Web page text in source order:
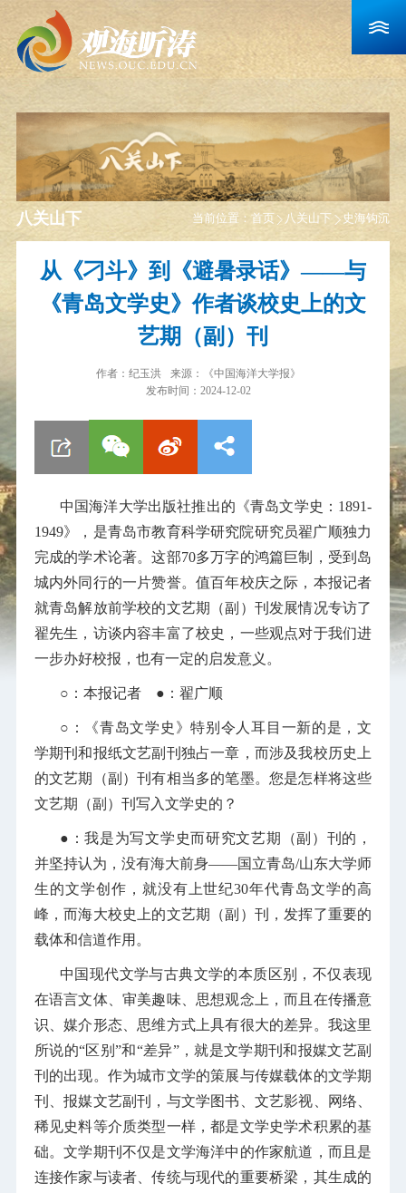
当前位置： 首页 八关山下 史海钩沉
八关山下
从《刁斗》到《避暑录话》——与
《青岛文学史》作者谈校史上的文
艺期（副）刊
作者： 纪玉洪 来源：
《中国海洋大学报》
发布时间：2024-12-02
中国海洋大学出版社推出的《青岛文学史：1891-
1949》，是青岛市教育科学研究院研究员翟广顺独力
完成的学术论著。这部70多万字的鸿篇巨制，受到岛
城内外同行的一片赞誉。值百年校庆之际，本报记者
就青岛解放前学校的文艺期（副）刊发展情况专访了
翟先生，访谈内容丰富了校史，一些观点对于我们进
一步办好校报，也有一定的启发意义。
○：本报记者 ●：翟广顺
○：
《青岛文学史》特别令人耳目一新的是，文
学期刊和报纸文艺副刊独占一章，而涉及我校历史上
的文艺期（副）刊有相当多的笔墨。您是怎样将这些
文艺期（副）刊写入文学史的？
●：我是为写文学史而研究文艺期（副）刊的，
并坚持认为，没有海大前身——国立青岛/山东大学师
生的文学创作，就没有上世纪30年代青岛文学的高
峰，而海大校史上的文艺期（副）刊，发挥了重要的
载体和信道作用。
中国现代文学与古典文学的本质区别，不仅表现
在语言文体、审美趣味、思想观念上，而且在传播意
识、媒介形态、思维方式上具有很大的差异。我这里
所说的“区别”和“差异”，就是文学期刊和报媒文艺副
刊的出现。作为城市文学的策展与传媒载体的文学期
刊、报媒文艺副刊，与文学图书、文艺影视、网络、
稀见史料等介质类型一样，都是文学史学术积累的基
础。文学期刊不仅是文学海洋中的作家航道，而且是
连接作家与读者、传统与现代的重要桥梁，其生成的